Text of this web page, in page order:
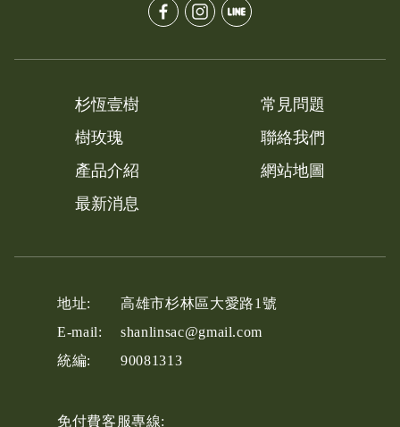
杉恆壹樹
樹玫瑰
產品介紹
最新消息
常見問題
聯絡我們
網站地圖
地址: 高雄市杉林區大愛路1號
E-mail:
shanlinsac@gmail.com
統編:
90081313
免付費客服專線: